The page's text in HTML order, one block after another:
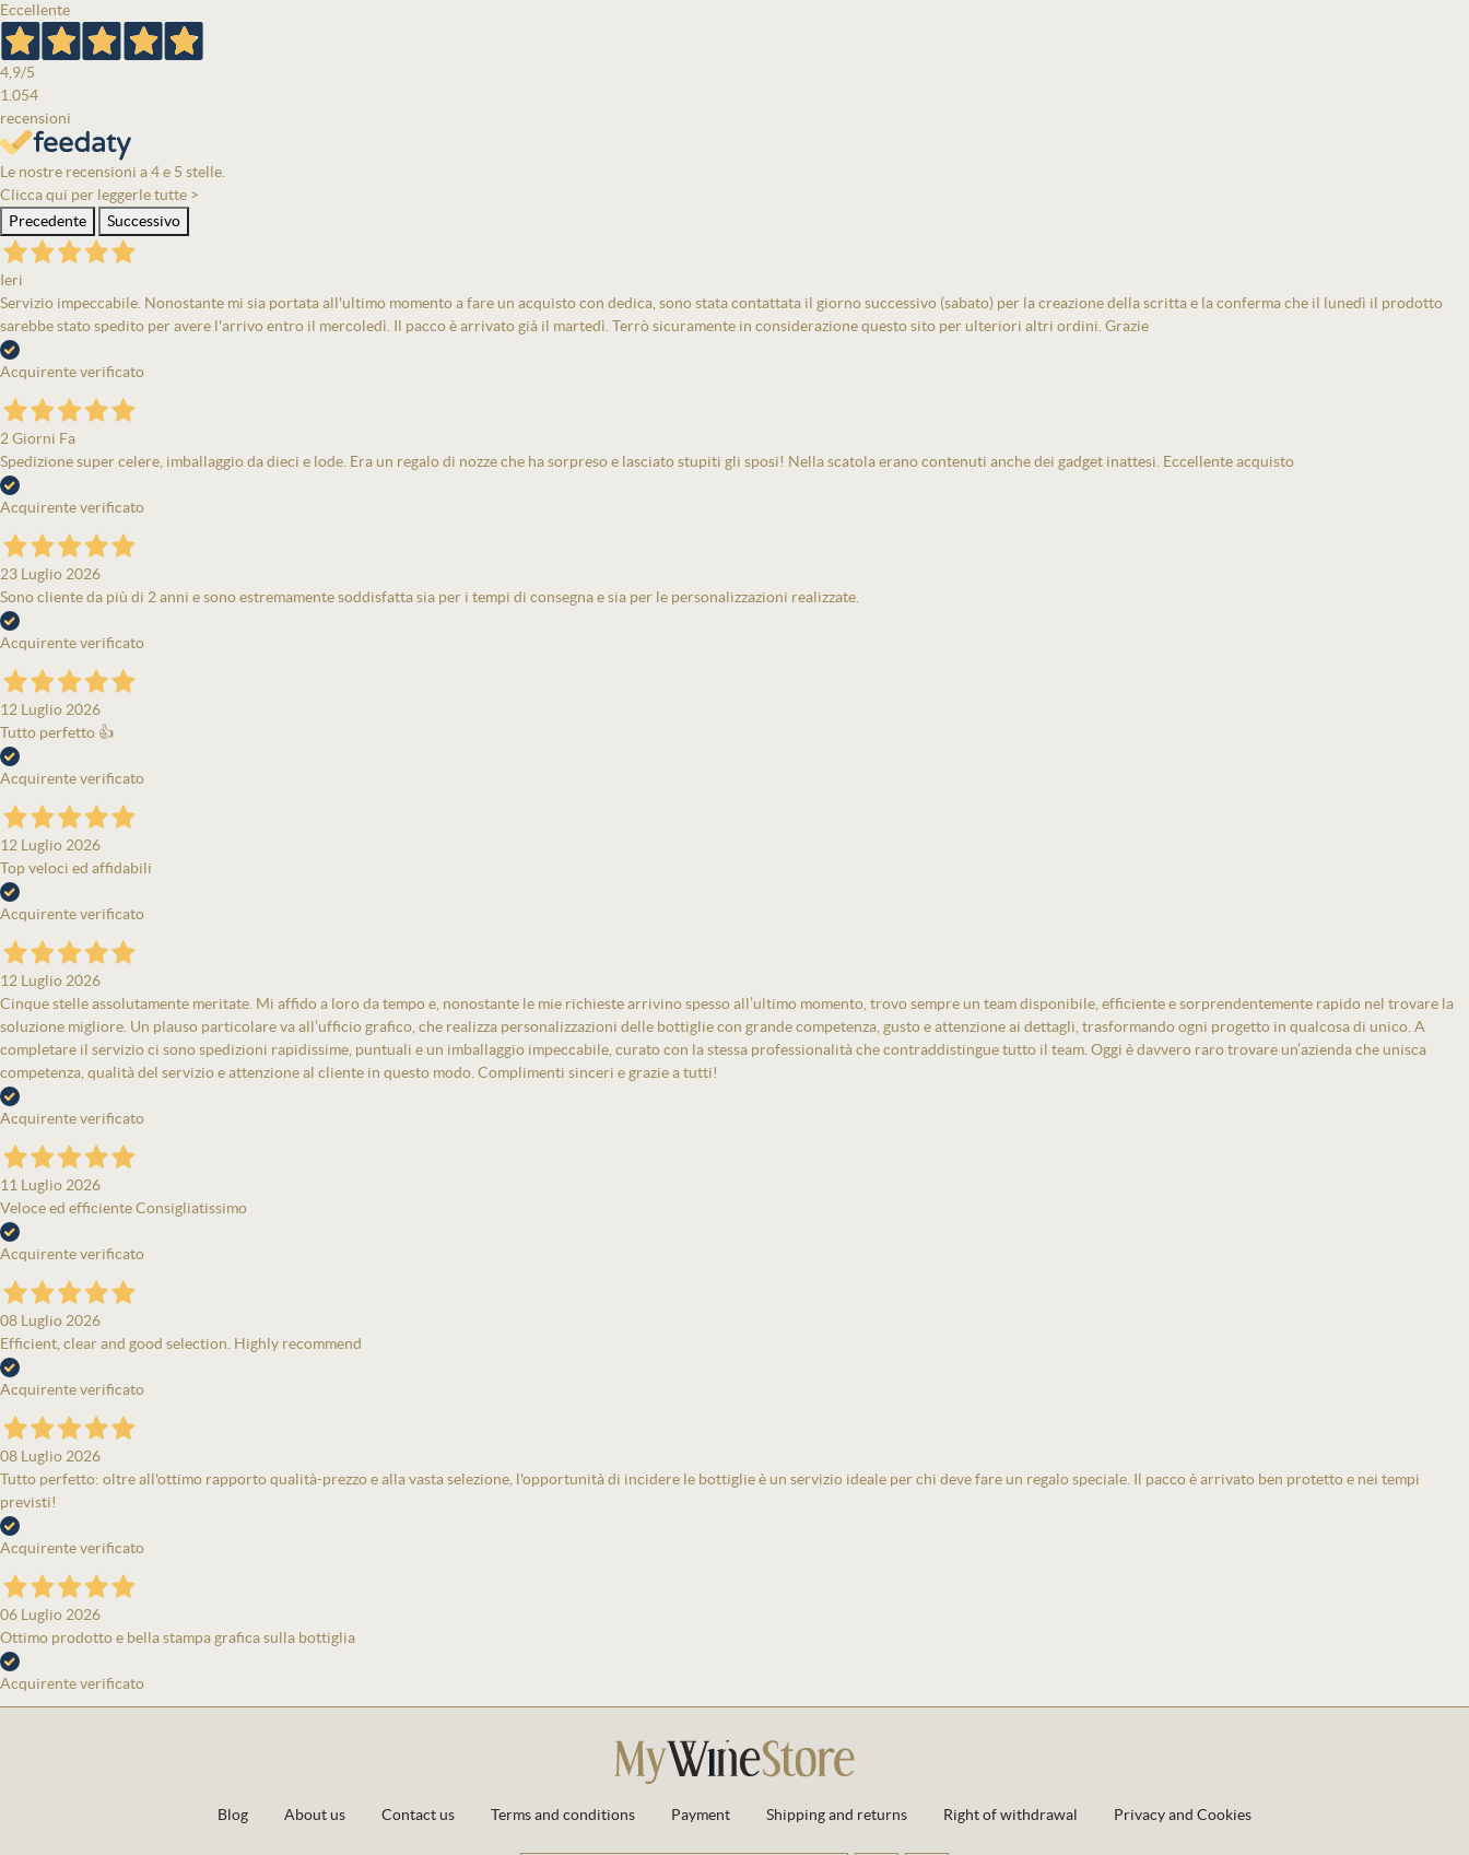
Eccellente
4,9/5
1.054
recensioni
Le nostre recensioni a 4 e 5 stelle.
Clicca qui per leggerle tutte >
Precedente
Successivo
Ieri
Servizio impeccabile. Nonostante mi sia portata all'ultimo momento a fare un acquisto con dedica, sono stata contattata il giorno successivo (sabato) per la creazione della scritta e la conferma che il lunedì il prodotto
sarebbe stato spedito per avere l'arrivo entro il mercoledì. Il pacco è arrivato già il martedì. Terrò sicuramente in considerazione questo sito per ulteriori altri ordini. Grazie
Acquirente verificato
2 Giorni Fa
Spedizione super celere, imballaggio da dieci e lode. Era un regalo di nozze che ha sorpreso e lasciato stupiti gli sposi! Nella scatola erano contenuti anche dei gadget inattesi. Eccellente acquisto
Acquirente verificato
23 Luglio 2026
Sono cliente da più di 2 anni e sono estremamente soddisfatta sia per i tempi di consegna e sia per le personalizzazioni realizzate.
Acquirente verificato
12 Luglio 2026
Tutto perfetto 👍
Acquirente verificato
12 Luglio 2026
Top veloci ed affidabili
Acquirente verificato
12 Luglio 2026
Cinque stelle assolutamente meritate. Mi affido a loro da tempo e, nonostante le mie richieste arrivino spesso all’ultimo momento, trovo sempre un team disponibile, efficiente e sorprendentemente rapido nel trovare la
soluzione migliore. Un plauso particolare va all’ufficio grafico, che realizza personalizzazioni delle bottiglie con grande competenza, gusto e attenzione ai dettagli, trasformando ogni progetto in qualcosa di unico. A
completare il servizio ci sono spedizioni rapidissime, puntuali e un imballaggio impeccabile, curato con la stessa professionalità che contraddistingue tutto il team. Oggi è davvero raro trovare un’azienda che unisca
competenza, qualità del servizio e attenzione al cliente in questo modo. Complimenti sinceri e grazie a tutti!
Acquirente verificato
11 Luglio 2026
Veloce ed efficiente Consigliatissimo
Acquirente verificato
08 Luglio 2026
Efficient, clear and good selection. Highly recommend
Acquirente verificato
08 Luglio 2026
Tutto perfetto: oltre all'ottimo rapporto qualità-prezzo e alla vasta selezione, l'opportunità di incidere le bottiglie è un servizio ideale per chi deve fare un regalo speciale. Il pacco è arrivato ben protetto e nei tempi
previsti!
Acquirente verificato
06 Luglio 2026
Ottimo prodotto e bella stampa grafica sulla bottiglia
Acquirente verificato
Blog About us Contact us Terms and conditions Payment Shipping and returns Right of withdrawal Privacy and Cookies